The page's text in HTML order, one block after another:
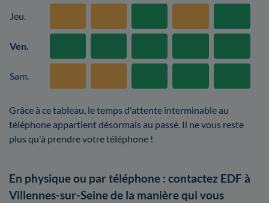
Jeu.
Ven.
Sam.
Grâce à ce tableau, le temps d'attente interminable au
téléphone appartient désormais au passé. Il ne vous reste
plus qu'à prendre votre téléphone !
En physique ou par téléphone : contactez EDF à
Villennes-sur-Seine de la manière qui vous